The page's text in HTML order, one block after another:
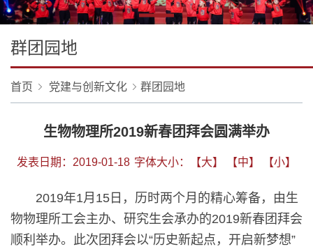
群团园地
首页 党建与创新文化 群团园地
生物物理所2019新春团拜会圆满举办
发表日期：2019-01-18 字体大小： 【大】 【中】 【小】
2019年1月15日，历时两个月的精心筹备，由生
物物理所工会主办、研究生会承办的2019新春团拜会
顺利举办。此次团拜会以“历史新起点，开启新梦想”